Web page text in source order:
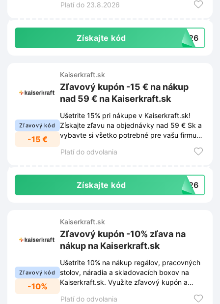
Platí do 23.8.2026
Získajte kód RT26
Zľavový kód
-15 €
Kaiserkraft.sk
Zľavový kupón -15 € na nákup
nad 59 € na Kaiserkraft.sk
Ušetrite 15% pri nákupe v Kaiserkraft.sk!
Získajte zľavu na objednávky nad 59 € Sk a
vybavte si všetko potrebné pre vašu firmu
Platí do odvolania
Získajte kód NY26
Zľavový kód
-10%
Kaiserkraft.sk
Zľavový kupón -10% zľava na
nákup na Kaiserkraft.sk
Ušetrite 10% na nákup regálov, pracovných
stolov, náradia a skladovacích boxov na
Kaiserkraft.sk. Využite zľavový kupón a
Platí do odvolania